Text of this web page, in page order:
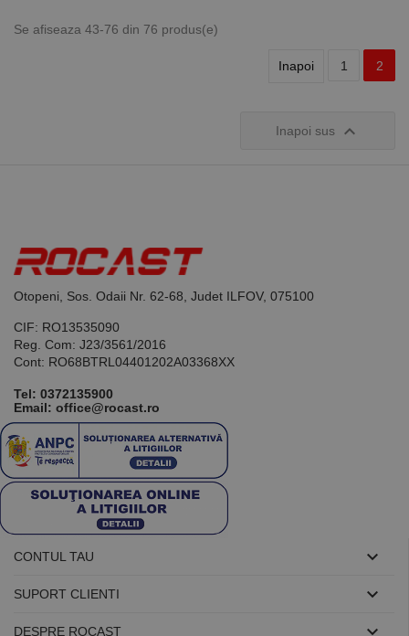
Se afiseaza 43-76 din 76 produs(e)
Inapoi 1 2
Inapoi sus 
Otopeni, Sos. Odaii Nr. 62-68, Judet ILFOV, 075100
CIF: RO13535090
Reg. Com: J23/3561/2016
Cont: RO68BTRL04401202A03368XX
Tel: 0372135900
Email: office@rocast.ro
CONTUL TAU 
SUPORT CLIENTI 
DESPRE ROCAST